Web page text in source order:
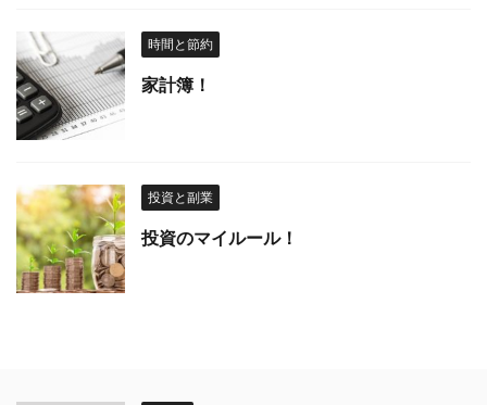
時間と節約
家計簿！
投資と副業
投資のマイルール！